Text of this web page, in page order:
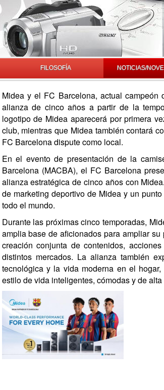
FILOSOFÍA NOTICIAS/
Midea y el FC Barcelona, actual
alianza de cinco años a partir de la
logotipo de Midea aparecerá por primera
club, mientras que Midea también contará
FC Barcelona dispute como local.
En el evento de presentación de la
Barcelona (MACBA), el FC Barcelona
alianza estratégica de cinco años con
de marketing deportivo de Midea y un
todo el mundo.
Durante las próximas cinco temporadas,
amplia base de aficionados para ampliar
creación conjunta de contenidos,
distintos mercados. La alianza también
tecnológica y la vida moderna en el
estilo de vida inteligentes, cómodas y de